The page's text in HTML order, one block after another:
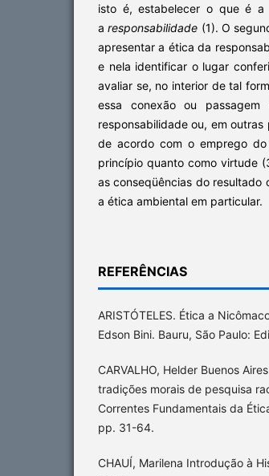
isto é, estabelecer o que é a
aresponsabilidade (1). O
apresentar a ética da
e nela identificar o lugar
avaliar se, no interior de tal
essa conexão ou
responsabilidade ou, em
de acordo com o emprego
princípio quanto como virtude
as conseqüências do
a ética ambiental em particular.
REFERÊNCIAS
ARISTÓTELES. Ética a
Edson Bini. Bauru, São Paulo:
CARVALHO, Helder Buenos
tradições morais de pesquisa
Correntes Fundamentais da
pp. 31-64.
CHAUÍ, Marilena Introdução à